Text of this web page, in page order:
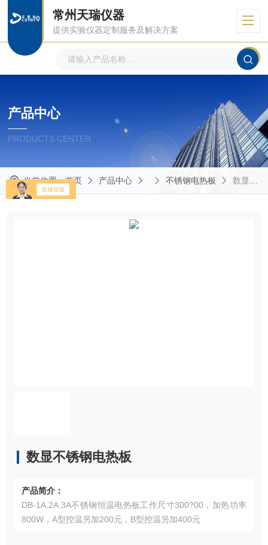
常州天瑞仪器
提供实验仪器定制服务及解决方案
产品中心
PRODUCTS CENTER
当前位置：首页 产品中心 不锈钢电热板 数显不锈钢电热板
数显不锈钢电热板
产品简介：
DB-1A.2A.3A不锈钢恒温电热板工作尺寸300?00，加热功率
800W，A型控温另加200元，B型控温另加400元